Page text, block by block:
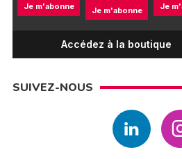
Je m'abonne Je m'abonne Je
Accédez à la boutique
SUIVEZ-NOUS